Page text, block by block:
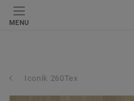
MENU
Iconik 260Tex